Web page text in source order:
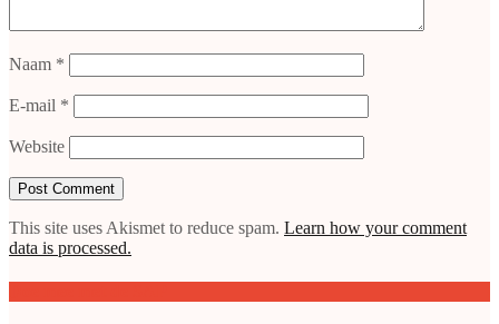
Naam *
E-mail *
Website
This site uses Akismet to reduce spam. Learn how your comment
data is processed.